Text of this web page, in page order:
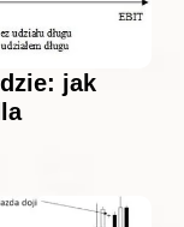
jak